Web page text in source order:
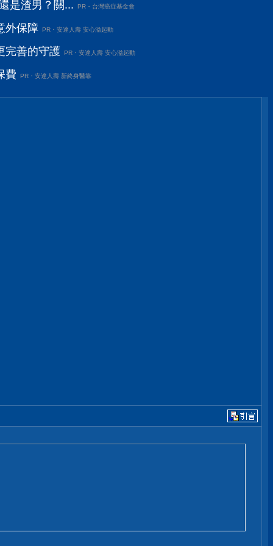
是渣男？關... PR・台灣癌症基金會
外保障 PR・安達人壽 安心溢起動
完善的守護 PR・安達人壽 安心溢起動
費 PR・安達人壽 新終身醫靠